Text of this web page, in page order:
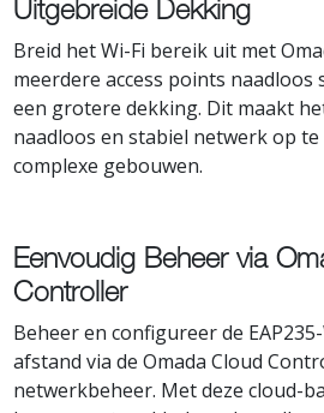
Uitgebreide Dekking
Breid het Wi-Fi bereik uit met
meerdere access points
een grotere dekking. Dit maakt
naadloos en stabiel netwerk op
complexe gebouwen.
Eenvoudig Beheer via
Controller
Beheer en configureer de
afstand via de Omada Cloud
netwerkbeheer. Met deze cloud-